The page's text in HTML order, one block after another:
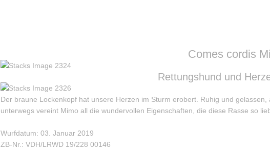
Comes cordis
Rettungshund und
Der braune Lockenkopf hat unsere Herzen im Sturm erobert. Ruhig und
unterwegs vereint Mimo all die wundervollen Eigenschaften, die diese Rasse so
Wurfdatum: 03. Januar 2019
ZB-Nr.: VDH/LRWD 19/228 00146